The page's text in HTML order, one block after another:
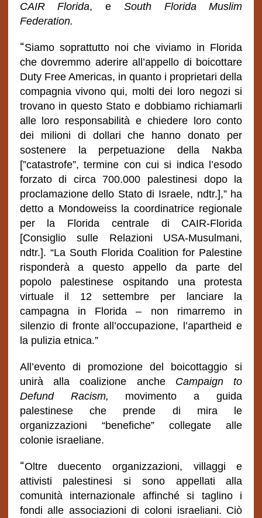
CAIR Florida, e South Florida Muslim
Federation.
“Siamo soprattutto noi che viviamo in Florida
che dovremmo aderire all’appello di boicottare
Duty Free Americas, in quanto i proprietari della
compagnia vivono qui, molti dei loro negozi si
trovano in questo Stato e dobbiamo richiamarli
alle loro responsabilità e chiedere loro conto
dei milioni di dollari che hanno donato per
sostenere la perpetuazione della Nakba
[”catastrofe”, termine con cui si indica l’esodo
forzato di circa 700.000 palestinesi dopo la
proclamazione dello Stato di Israele, ndtr.],” ha
detto a Mondoweiss la coordinatrice regionale
per la Florida centrale di CAIR-Florida
[Consiglio sulle Relazioni USA-Musulmani,
ndtr.]. “La South Florida Coalition for Palestine
risponderà a questo appello da parte del
popolo palestinese ospitando una protesta
virtuale il 12 settembre per lanciare la
campagna in Florida – non rimarremo in
silenzio di fronte all’occupazione, l’apartheid e
la pulizia etnica.”
All’evento di promozione del boicottaggio si
unirà alla coalizione anche Campaign to
Defund Racism, movimento a guida
palestinese che prende di mira le
organizzazioni “benefiche” collegate alle
colonie israeliane.
“Oltre duecento organizzazioni, villaggi e
attivisti palestinesi si sono appellati alla
comunità internazionale affinché si taglino i
fondi alle associazioni di coloni israeliani. Ciò